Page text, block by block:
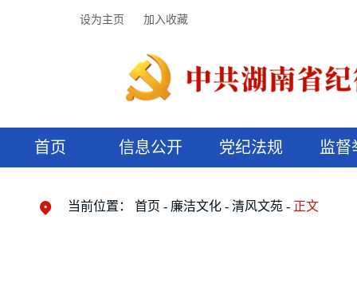
设为主页 加入收藏
首页 信息公开 党纪法规 监督
当前位置： 首页 廉洁文化 清风文苑 正文